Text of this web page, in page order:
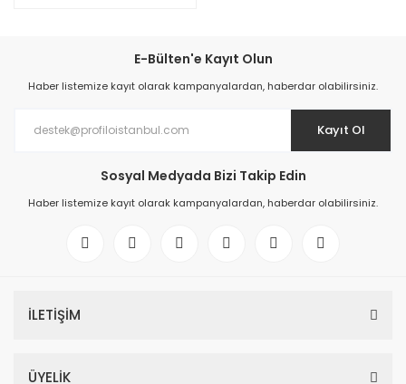
E-Bülten'e Kayıt Olun
Haber listemize kayıt olarak kampanyalardan, haberdar olabilirsiniz.
Kayıt Ol
Sosyal Medyada Bizi Takip Edin
Haber listemize kayıt olarak kampanyalardan, haberdar olabilirsiniz.
İLETİŞİM
ÜYELİK